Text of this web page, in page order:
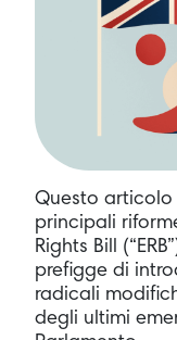
Questo articolo
principali
Rights Bill
prefigge di
radicali
degli ultimi